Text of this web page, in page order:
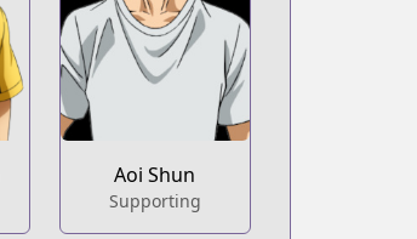
Aoi Shun
Supporting